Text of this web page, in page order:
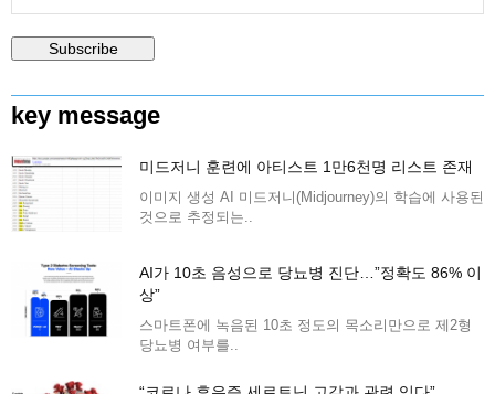
key message
미드저니 훈련에 아티스트 1만6천명 리스트 존재
이미지 생성 AI 미드저니(Midjourney)의 학습에 사용된
것으로 추정되는..
AI가 10초 음성으로 당뇨병 진단…”정확도 86% 이
상”
스마트폰에 녹음된 10초 정도의 목소리만으로 제2형
당뇨병 여부를..